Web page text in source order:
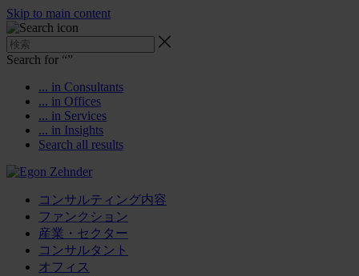
Skip to main content
Search for “”
... in Consultants
... in Offices
... in Services
... in Insights
Search all results
コンサルティング内容
ファンクション
産業・セクター
コンサルタント
オフィス